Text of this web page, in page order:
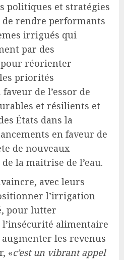
politiques et stratégies
de rendre performants
irrigués qui
par des
réorienter
priorités
de l’essor de
et résilients et
États dans la
en faveur de
de nouveaux
la maitrise de l’eau.
avec leurs
l’irrigation
pour lutter
alimentaire
les revenus
«c’est un vibrant appel